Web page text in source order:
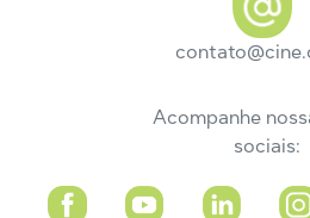
Acompanhe
sociais: